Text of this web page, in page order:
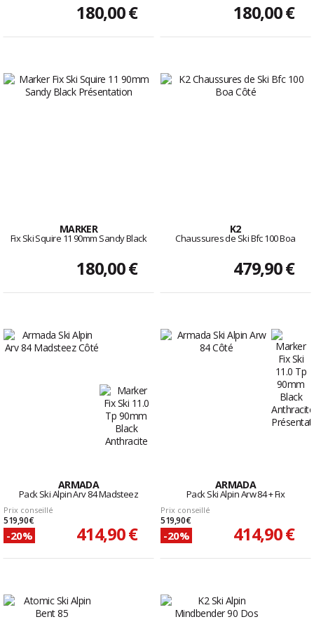
180,00 € 180,00 €
MARKER
Fix Ski Squire 11 90mm Sandy Black
180,00 €
K2
Chaussures de Ski Bfc 100 Boa
479,90 €
ARMADA
Pack Ski Alpin Arv 84 Madsteez
Prix conseillé
519,90 €
-20% 414,90 €
ARMADA
Pack Ski Alpin Arw 84 + Fix
Prix conseillé
519,90 €
-20% 414,90 €